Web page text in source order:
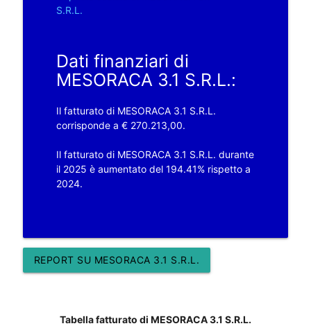
S.R.L.
Dati finanziari di
MESORACA 3.1 S.R.L.:
Il fatturato di MESORACA 3.1 S.R.L.
corrisponde a € 270.213,00.
Il fatturato di MESORACA 3.1 S.R.L. durante
il 2025 è aumentato del 194.41% rispetto a
2024.
REPORT SU MESORACA 3.1 S.R.L.
Tabella fatturato di MESORACA 3.1 S.R.L.